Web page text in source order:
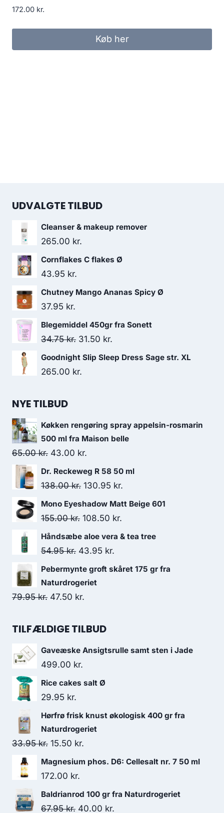
172.00 kr.
Køb her
UDVALGTE TILBUD
Cleanser & makeup remover
265.00 kr.
Cornflakes C flakes Ø
43.95 kr.
Chutney Mango Ananas Spicy Ø
37.95 kr.
Blegemiddel 450gr fra Sonett
34.75kr. Den
oprindelige
pris
31.50 kr.
aktuelle
Goodnight Slip Sleep Dress Sage str. XL
265.00 kr.
NYE TILBUD
Køkken rengøring spray appelsin-rosmarin
500 ml fra Maison belle
65.00kr. Den
oprindelige
pris
65.00 kr..
43.00 kr.
aktuelle
pris
43.00 kr..
Dr. Reckeweg R 58 50 ml
138.00kr. Den
oprindelige
pris
138.00 kr..
130.95 kr.
aktuelle
Mono Eyeshadow Matt Beige 601
155.00kr. Den
oprindelige
pris
155.00 kr..
108.50 kr.
aktuelle
Håndsæbe aloe vera & tea tree
54.95kr. Den
oprindelige
pris
var:
43.95 kr.
aktuelle
Pebermynte groft skåret 175 gr fra
Naturdrogeriet
79.95kr. Den
pris
79.95 kr..
47.50 kr.
pris
47.50 kr..
TILFÆLDIGE TILBUD
Gaveæske Ansigtsrulle samt sten i Jade
499.00 kr.
Rice cakes salt Ø
29.95 kr.
Hørfrø frisk knust økologisk 400 gr fra
Naturdrogeriet
33.95kr. Den
oprindelige
pris
33.95 kr..
15.50 kr.
aktuelle
15.50 kr..
Magnesium phos. D6: Cellesalt nr. 7 50 ml
172.00 kr.
Baldrianrod 100 gr fra Naturdrogeriet
67.95kr. Den
40.00 kr.